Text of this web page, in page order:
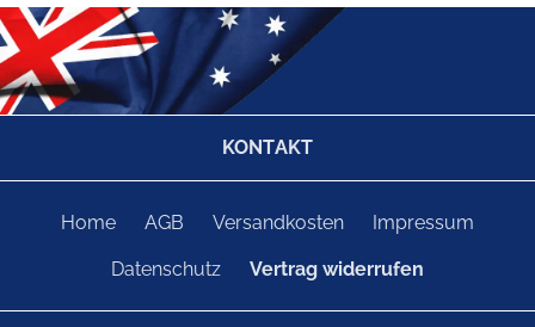
KONTAKT
Home AGB Versandkosten Impressum
Datenschutz Vertrag widerrufen